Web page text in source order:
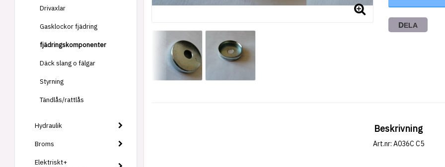
Drivaxlar
Gasklockor fjädring
fjädringskomponenter
Däck slang o fälgar
Styrning
Tändlås/rattlås
Hydraulik
Broms
Elektriskt+
DELA
Beskrivning
Art.nr: A036C C5